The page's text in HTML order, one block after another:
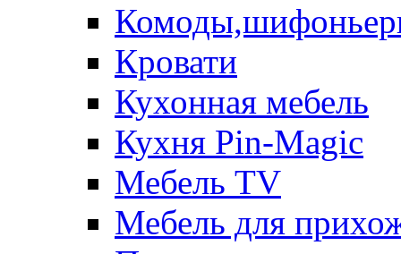
Кровати
Кухонная мебель
Кухня Pin-Magic
Мебель TV
Мебель для